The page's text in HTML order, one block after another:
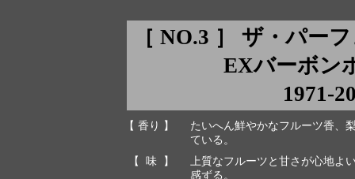
［ NO.3 ］ ザ・パー
EXバーボン
1971-
【 香り 】
たいへん鮮やかなフルーツ香、
ている。
【 味 】
上質なフルーツと甘さが心地よ
感ずる。